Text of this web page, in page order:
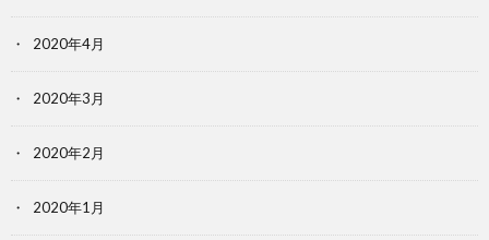
2020年4月
2020年3月
2020年2月
2020年1月